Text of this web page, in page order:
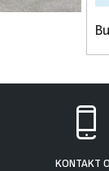
KONTAKT